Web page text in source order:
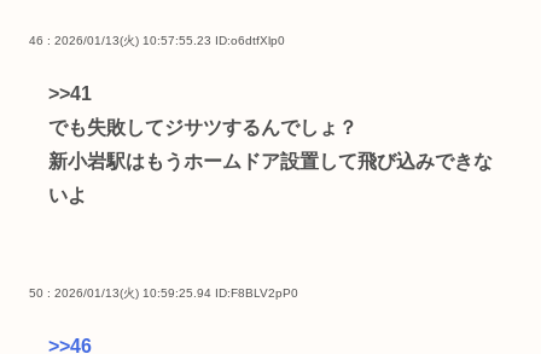
46 : 2026/01/13(火) 10:57:55.23 ID:o6dtfXlp0
>>41
でも失敗してジサツするんでしょ？
新小岩駅はもうホームドア設置して飛び込みできな
いよ
50 : 2026/01/13(火) 10:59:25.94 ID:F8BLV2pP0
>>46